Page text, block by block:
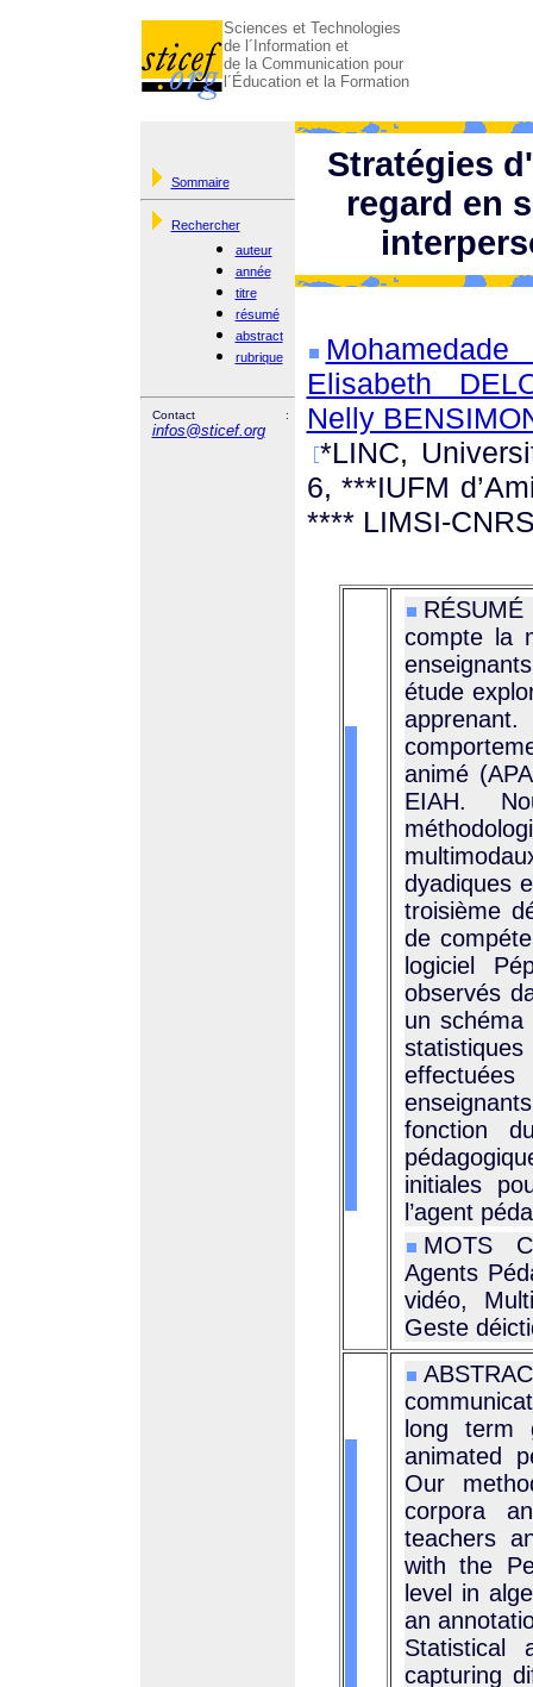
Sciences et Technologies
de l´Information et
de la Communication pour
l´Éducation et la Formation
Sommaire
Rechercher
auteur
année
titre
résumé
abstract
rubrique
Contact :
infos@sticef.org
Stratégies
regard en
Elisabeth
Nelly
*LINC,
6, ***IUFM
**** LIMSI-
compte la
étude
animé
EIAH.
dyadiques
troisième
de
logiciel
observés
un schéma
fonction
initiales
l’agent
MOTS
Agents
vidéo,
Geste
long term
animated
Our
corpora
teachers
with the
level in
an
Statistical
capturing